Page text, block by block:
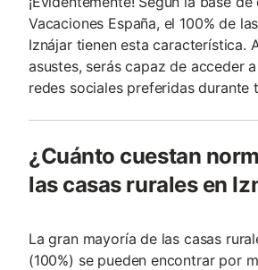
Vacaciones España, el 100% de
Iznájar tienen esta característica.
asustes, serás capaz de acceder
redes sociales preferidas durante
¿Cuánto cuestan
las casas rurales en
La gran mayoría de las casas
(100%) se pueden encontrar por